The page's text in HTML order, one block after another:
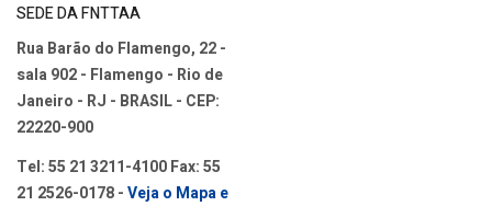
SEDE DA FNTTAA
Rua Barão do Flamengo, 22 -
sala 902 - Flamengo - Rio de
Janeiro - RJ - BRASIL - CEP:
22220-900
Tel: 55 21 3211-4100 Fax: 55
21 2526-0178 -Veja o Mapa e